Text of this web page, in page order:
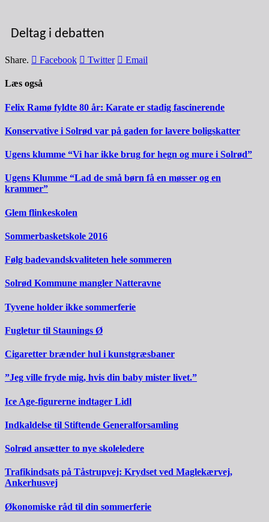
Deltag i debatten
Share. Facebook Twitter Email
Læs også
Felix Ramø fyldte 80 år: Karate er stadig fascinerende
Konservative i Solrød var på gaden for lavere boligskatter
Ugens klumme “Vi har ikke brug for hegn og mure i Solrød”
Ugens Klumme “Lad de små børn få en møsser og en
krammer”
Glem flinkeskolen
Sommerbasketskole 2016
Følg badevandskvaliteten hele sommeren
Solrød Kommune mangler Natteravne
Tyvene holder ikke sommerferie
Fugletur til Staunings Ø
Cigaretter brænder hul i kunstgræsbaner
”Jeg ville fryde mig, hvis din baby mister livet.”
Ice Age-figurerne indtager Lidl
Indkaldelse til Stiftende Generalforsamling
Solrød ansætter to nye skoleledere
Trafikindsats på Tåstrupvej: Krydset ved Maglekærvej,
Ankerhusvej
Økonomiske råd til din sommerferie